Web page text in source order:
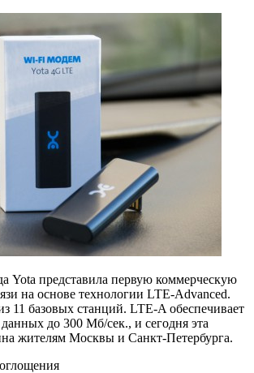
Yota представила первую коммерческую
на основе технологии LTE-Advanced.
11 базовых станций. LTE-A обеспечивает
данных до 300 Мб/сек., и сегодня эта
жителям Москвы и Санкт-Петербурга.